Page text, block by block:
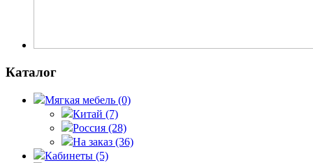
Каталог
Мягкая мебель (0)
Китай (7)
Россия (28)
На заказ (36)
Кабинеты (5)